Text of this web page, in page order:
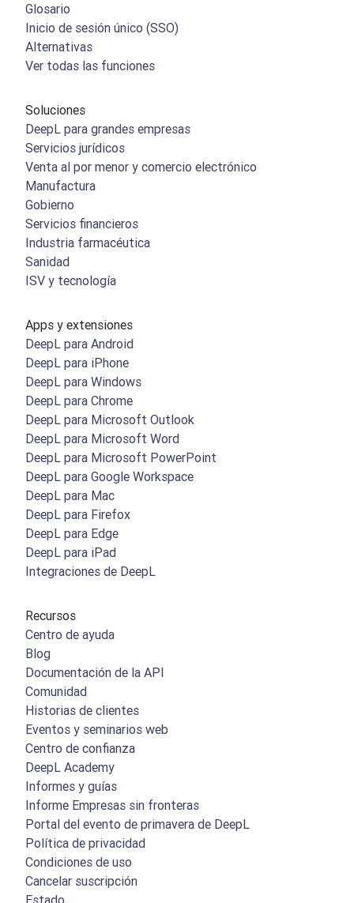
Glosario
Inicio de sesión único (SSO)
Alternativas
Ver todas las funciones
Soluciones
DeepL para grandes empresas
Servicios jurídicos
Venta al por menor y comercio electrónico
Manufactura
Gobierno
Servicios financieros
Industria farmacéutica
Sanidad
ISV y tecnología
Apps y extensiones
DeepL para Android
DeepL para iPhone
DeepL para Windows
DeepL para Chrome
DeepL para Microsoft Outlook
DeepL para Microsoft Word
DeepL para Microsoft PowerPoint
DeepL para Google Workspace
DeepL para Mac
DeepL para Firefox
DeepL para Edge
DeepL para iPad
Integraciones de DeepL
Recursos
Centro de ayuda
Blog
Documentación de la API
Comunidad
Historias de clientes
Eventos y seminarios web
Centro de confianza
DeepL Academy
Informes y guías
Informe Empresas sin fronteras
Portal del evento de primavera de DeepL
Política de privacidad
Condiciones de uso
Cancelar suscripción